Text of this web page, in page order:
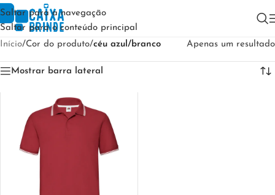
Saltar para a navegação
Saltar para o conteúdo principal
Início/Cor do produto/céu azul/branco Apenas um resultado
Mostrar barra lateral